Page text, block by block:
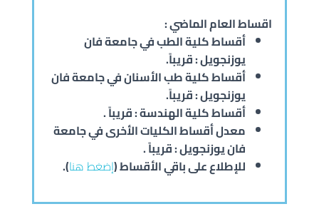
اقساط العام الماضي :
أقساط كلية الطب في جامعة فان
يوزنجويل : قريباََ.
أقساط كلية طب الأسنان في جامعة فان
يوزنجويل : قريباََ.
أقساط كلية الهندسة : قريباََ .
معدل أقساط الكليات الأخرى في جامعة
فان يوزنجويل : قريباََ .
للإطلاع على باقي الأقساط (إضغط هنا).